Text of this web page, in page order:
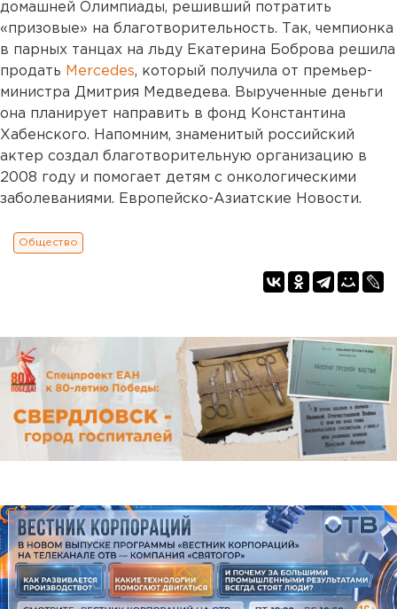
домашней Олимпиады, решивший потратить
«призовые» на благотворительность. Так, чемпионка
в парных танцах на льду Екатерина Боброва решила
продать Mercedes, который получила от премьер-
министра Дмитрия Медведева. Вырученные деньги
она планирует направить в фонд Константина
Хабенского. Напомним, знаменитый российский
актер создал благотворительную организацию в
2008 году и помогает детям с онкологическими
заболеваниями. Европейско-Азиатские Новости.
Общество